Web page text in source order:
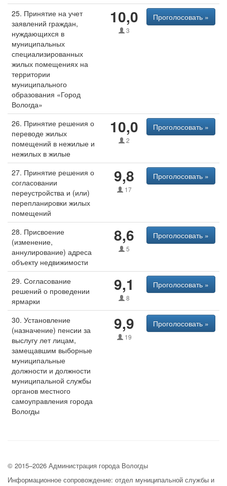
25. Принятие на учет
заявлений граждан,
нуждающихся в
муниципальных
специализированных
жилых помещениях на
территории
муниципального
образования «Город
Вологда»
10,0
3
Проголосовать »
26. Принятие решения о
переводе жилых
помещений в нежилые и
нежилых в жилые
10,0
2
Проголосовать »
27. Принятие решения о
согласовании
переустройства и (или)
перепланировки жилых
помещений
9,8
17
Проголосовать »
28. Присвоение
(изменение,
аннулирование) адреса
объекту недвижимости
8,6
5
Проголосовать »
29. Согласование
решений о проведении
ярмарки
9,1
8
Проголосовать »
30. Установление
(назначение) пенсии за
выслугу лет лицам,
замещавшим выборные
муниципальные
должности и должности
муниципальной службы
органов местного
самоуправления города
Вологды
9,9
19
Проголосовать »
© 2015–2026 Администрация города Вологды
Информационное сопровождение: отдел муниципальной службы и